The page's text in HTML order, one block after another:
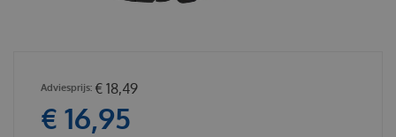
€ 18,49
€ 16,95